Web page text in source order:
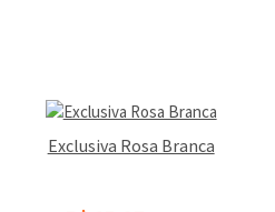
Exclusiva Rosa Branca